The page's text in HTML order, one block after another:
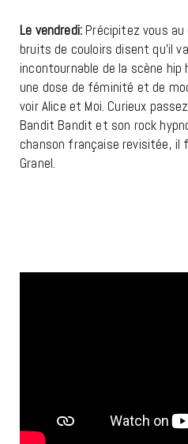
Le vendredi: Précipitez vous
bruits de couloirs disent qu’il
incontournable de la scène hip
une dose de féminité et de
voir Alice et Moi. Curieux
Bandit Bandit et son rock
chanson française revisitée, il
Granel.